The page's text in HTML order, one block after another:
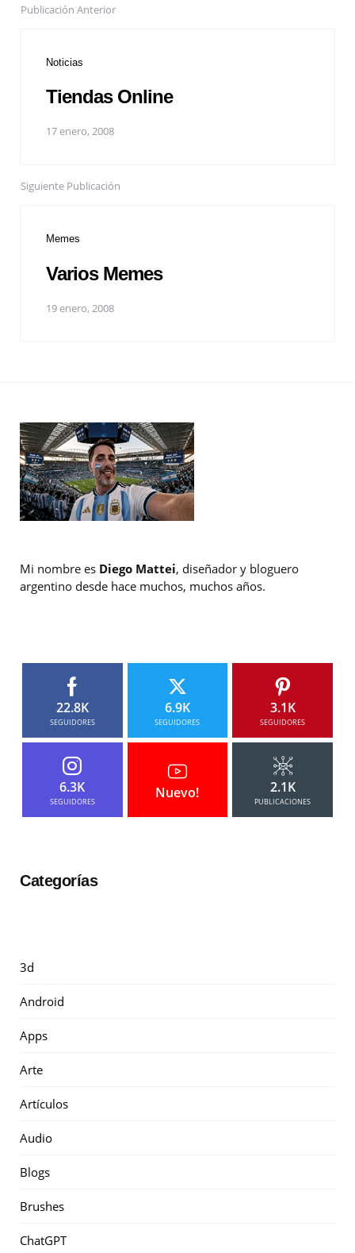
Publicación Anterior
Noticias
Tiendas Online
17 enero, 2008
Siguiente Publicación
Memes
Varios Memes
19 enero, 2008
Mi nombre es Diego Mattei, diseñador y bloguero
argentino desde hace muchos, muchos años.
22.8K
SEGUIDORES
6.9K
SEGUIDORES
3.1K
SEGUIDORES
6.3K
SEGUIDORES
Nuevo! 2.1K
PUBLICACIONES
Categorías
3d
Android
Apps
Arte
Artículos
Audio
Blogs
Brushes
ChatGPT